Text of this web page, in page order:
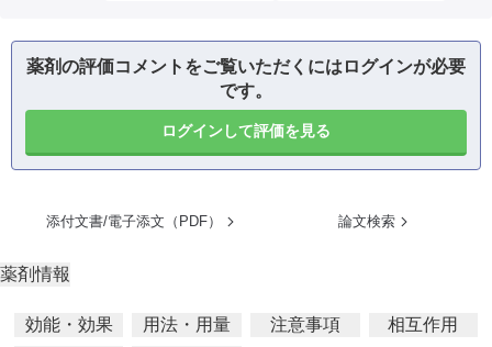
薬剤の評価コメントをご覧いただくにはログインが必要
です。
ログインして評価を見る
添付文書/電子添文（PDF） 論文検索
薬剤情報
効能・効果 用法・用量 注意事項
相互作用